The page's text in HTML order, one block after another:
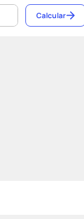
Calcular